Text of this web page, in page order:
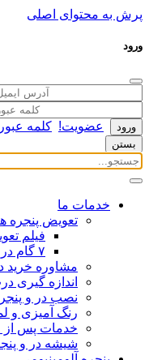
پرش به محتوای اصلی
ورود
عضویت! کلمه
بستن
خدمات ما
تعویض پنجره
فیلم
۷ گام در انتخاب پنجره
مشاوره خرید
اندازه گیری
نصب در و
رنگ آمیزی و
خدمات پس از
شیشه در و